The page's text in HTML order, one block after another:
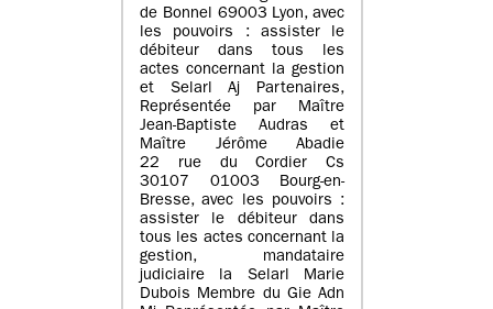
de Bonnel 69003 Lyon, avec
les pouvoirs : assister le
débiteur dans tous les
actes concernant la gestion
et Selarl Aj Partenaires,
Représentée par Maître
Jean-Baptiste Audras et
Maître Jérôme Abadie
22 rue du Cordier Cs
30107 01003 Bourg-en-
Bresse, avec les pouvoirs :
assister le débiteur dans
tous les actes concernant la
gestion, mandataire
judiciaire la Selarl Marie
Dubois Membre du Gie Adn